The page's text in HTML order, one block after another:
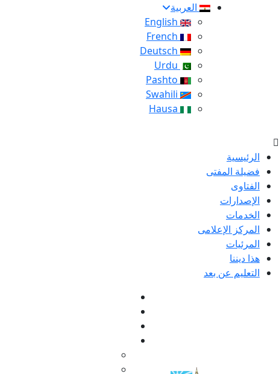
العربية
الرئيسية
فضيلة المفتى
الفتاوى
الإصدارات
الخدمات
المركز الإعلامى
المرئيات
هذا ديننا
التعليم عن بعد